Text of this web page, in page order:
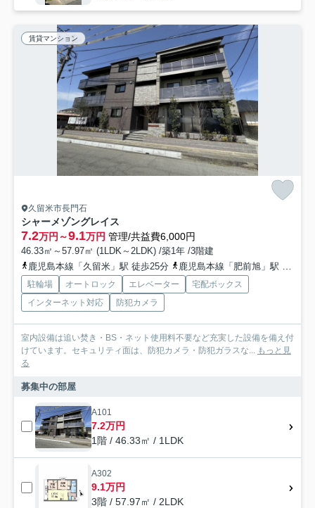
賃貸マンション
久留米市長門石
シャーメゾングレイス
7.2万円～9.1万円 管理/共益費6,000円
46.33㎡～57.97㎡ (1LDK～2LDK) /築1年 /3階建
鹿児島本線「久留米」駅 徒歩25分
鹿児島本線「肥前旭」駅 徒歩47分
駐輪場 オートロック エレベーター
宅配ボックス
インターネット対応
防犯カメラ
室内設備は追い焚き・BS・ネット使用料不要など充実した設備を備え付
けています。セキュリティ面は、防犯カメラ・防犯ガラスな... もっと見
る
募集中の部屋
A101
7.2万円
1階 / 46.33㎡ / 1LDK
A302
9.1万円
3階 / 57.97㎡ / 2LDK